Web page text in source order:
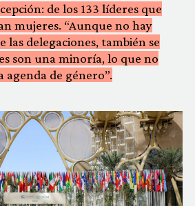
de los 133 líderes que
mujeres. “Aunque no hay
las delegaciones, también se
son una minoría, lo que no
agenda de género”.